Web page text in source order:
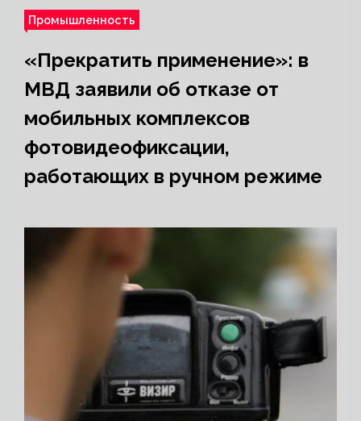
Промышленность
«Прекратить применение»: в
МВД заявили об отказе от
мобильных комплексов
фотовидеофиксации,
работающих в ручном режиме